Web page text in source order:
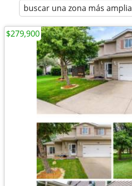
buscar una zona más amplia
$279,900